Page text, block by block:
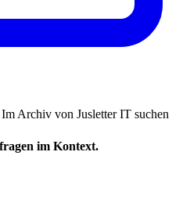
Im Archiv von Jusletter IT suchen
im Kontext.